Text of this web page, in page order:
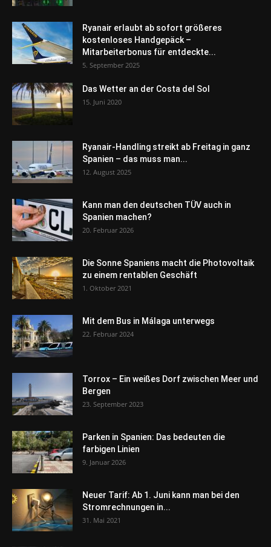
Ryanair erlaubt ab sofort größeres
kostenloses Handgepäck –
Mitarbeiterbonus für entdeckte...
5. September 2025
Das Wetter an der Costa del Sol
15. Juni 2020
Ryanair-Handling streikt ab Freitag in ganz
Spanien – das muss man...
12. August 2025
Kann man den deutschen TÜV auch in
Spanien machen?
20. Februar 2026
Die Sonne Spaniens macht die Photovoltaik
zu einem rentablen Geschäft
1. Oktober 2021
Mit dem Bus in Málaga unterwegs
22. Februar 2024
Torrox – Ein weißes Dorf zwischen Meer und
Bergen
23. September 2023
Parken in Spanien: Das bedeuten die
farbigen Linien
9. Januar 2026
Neuer Tarif: Ab 1. Juni kann man bei den
Stromrechnungen in...
31. Mai 2021